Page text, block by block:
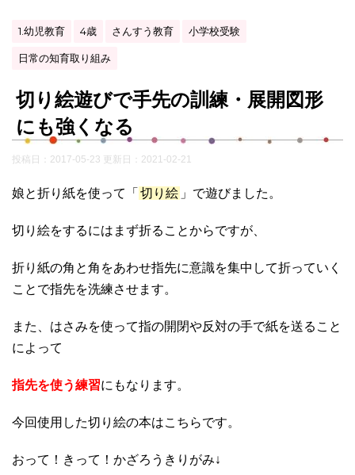
1.幼児教育 4歳 さんすう教育 小学校受験
日常の知育取り組み
切り絵遊びで手先の訓練・展開図形
にも強くなる
投稿日：2017-05-23 更新日： 2021-02-21
娘と折り紙を使って「 切り絵 」で遊びました。
切り絵をするにはまず折ることからですが、
折り紙の角と角をあわせ指先に意識を集中して折っていく
ことで指先を洗練させます。
また、はさみを使って指の開閉や反対の手で紙を送ること
によって
指先を使う練習にもなります。
今回使用した切り絵の本はこちらです。
おって！きって！かざろうきりがみ↓